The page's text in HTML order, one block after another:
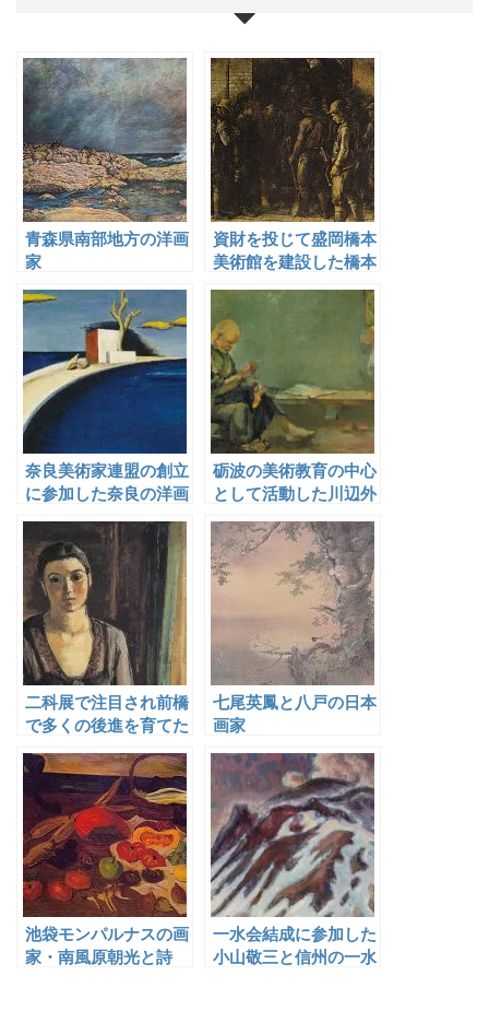
青森県南部地方の洋画
家
資財を投じて盛岡橋本
美術館を建設した橋本
八百二
奈良美術家連盟の創立
に参加した奈良の洋画
家
砺波の美術教育の中心
として活動した川辺外
治
二科展で注目され前橋
で多くの後進を育てた
清水刀根
七尾英鳳と八戸の日本
画家
池袋モンパルナスの画
家・南風原朝光と詩
一水会結成に参加した
小山敬三と信州の一水